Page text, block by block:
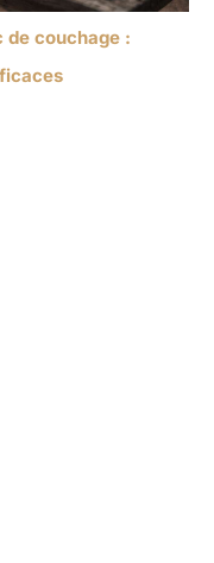
de couchage :